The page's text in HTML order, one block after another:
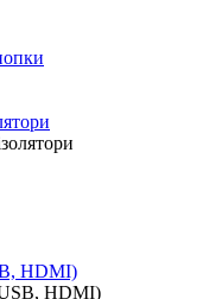
HDMI)
HDMI)